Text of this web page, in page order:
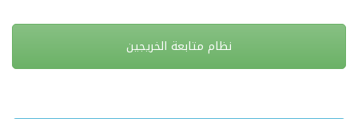
نظام متابعة الخريجين